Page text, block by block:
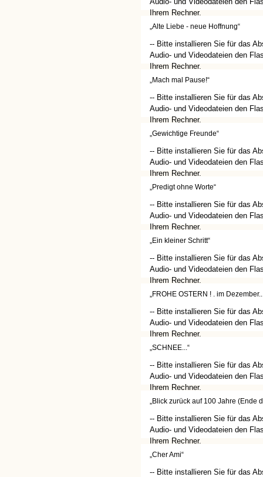
Ihrem Rechner.
(http://get.adobe.com/de/
„Alte Liebe - neue Hoffnung“
-- Bitte installieren Sie für das
Audio- und Videodateien den
Ihrem Rechner.
(http://get.adobe.com/de/
„Mach mal Pause!“
-- Bitte installieren Sie für das
Audio- und Videodateien den
Ihrem Rechner.
(http://get.adobe.com/de/
„Gewichtige Freunde“
-- Bitte installieren Sie für das
Audio- und Videodateien den
Ihrem Rechner.
(http://get.adobe.com/de/
„Predigt ohne Worte“
-- Bitte installieren Sie für das
Audio- und Videodateien den
Ihrem Rechner.
(http://get.adobe.com/de/
„Ein kleiner Schritt“
-- Bitte installieren Sie für das
Audio- und Videodateien den
Ihrem Rechner.
(http://get.adobe.com/de/
„FROHE OSTERN ! . im
-- Bitte installieren Sie für das
Audio- und Videodateien den
Ihrem Rechner.
(http://get.adobe.com/de/
„SCHNEE...“
-- Bitte installieren Sie für das
Audio- und Videodateien den
Ihrem Rechner.
(http://get.adobe.com/de/
„Blick zurück auf 100 Jahre (Ende
-- Bitte installieren Sie für das
Audio- und Videodateien den
Ihrem Rechner.
(http://get.adobe.com/de/
„Cher Ami“
-- Bitte installieren Sie für das